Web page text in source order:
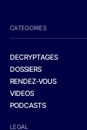
CATEGORIES
DECRYPTAGES
DOSSIERS
RENDEZ-VOUS
VIDEOS
PODCASTS
LEGAL